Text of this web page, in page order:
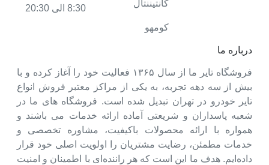
درباره ما
فروشگاه تایر ما از سال ۱۳۶۵ فعالیت خود را آغاز کرده و با
بیش از سه دهه تجربه، به یکی از مراکز معتبر فروش انواع
تایر خودرو در تهران تبدیل شده است. فروشگاه های ما در
شعبه پاسداران و شریعتی آماده ارائه خدمات می باشند و
همواره با ارائه محصولات باکیفیت، مشاوره تخصصی و
خدمات مطمئن، رضایت مشتریان را اولویت اصلی خود قرار
داده‌ایم. هدف ما این است که هر راننده‌ای با اطمینان و امنیت
کانتیننتال
کومهو
8:30 الی 20:30